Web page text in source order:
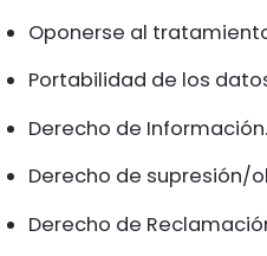
Oponerse al
Portabilidad de los
Derecho de Información.
Derecho de supresión/
Derecho de